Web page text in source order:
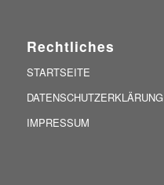
Rechtliches
STARTSEITE
DATENSCHUTZERKLÄRUNG
IMPRESSUM